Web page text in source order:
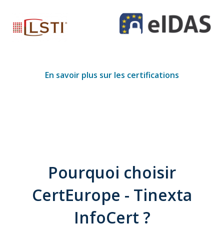
En savoir plus sur les certifications
Pourquoi choisir
CertEurope - Tinexta
InfoCert ?